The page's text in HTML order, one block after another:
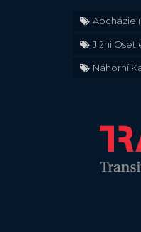
Abcházie
Jižní
Náhorní